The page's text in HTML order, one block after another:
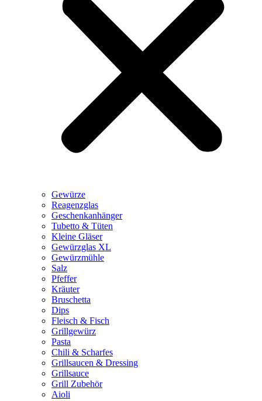
Gewürze
Reagenzglas
Geschenkanhänger
Tubetto & Tüten
Kleine Gläser
Gewürzglas XL
Gewürzmühle
Salz
Pfeffer
Kräuter
Bruschetta
Dips
Fleisch & Fisch
Grillgewürz
Pasta
Chili & Scharfes
Grillsaucen & Dressing
Grillsauce
Grill Zubehör
Aioli